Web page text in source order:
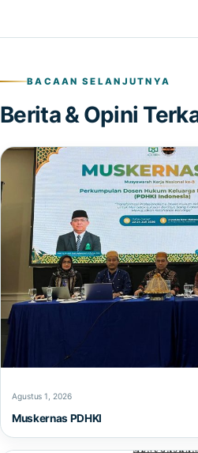
BACAAN SELANJUTNYA
Berita & Opini
Agustus 1, 2026
Muskernas PDHKI